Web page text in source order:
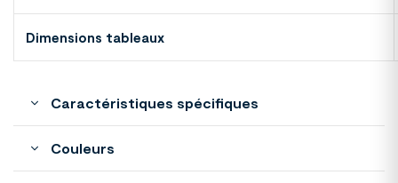
Dimensions tableaux
Caractéristiques spécifiques
Couleurs